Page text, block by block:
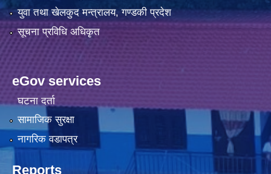
युवा तथा खेलकुद मन्त्रालय, गण्डकी प्रदेश
सूचना प्रविधि अधिकृत
eGov services
घटना दर्ता
सामाजिक सुरक्षा
नागरिक वडापत्र
Reports